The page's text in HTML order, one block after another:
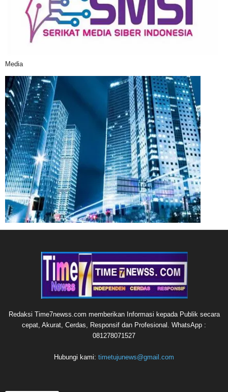
Media
Redaksi Time7newss.com memberikan Informasi kepada Publik secara
cepat, Akurat, Cerdas, Responsif dan Profesional. WhatsApp :
081278071527
Hubungi kami: timetujunews@gmail.com